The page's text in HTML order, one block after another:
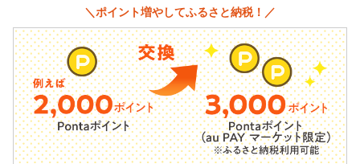
＼ポイント増やしてふるさと納税！／